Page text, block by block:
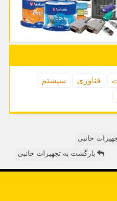
فناوری
سیستم
حانبی
بازگشت به تجهیزات حانبی